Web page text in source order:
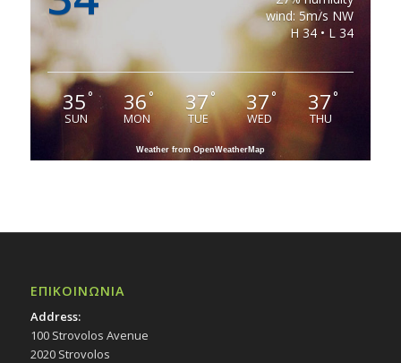
wind: 5m/s NW
H 34 • L 34
35°
SUN
36°
MON
37°
TUE
37°
WED
37°
THU
Weather from OpenWeatherMap
ΕΠΙΚΟΙΝΩΝΙΑ
Address:
100 Strovolos Avenue
2020 Strovolos